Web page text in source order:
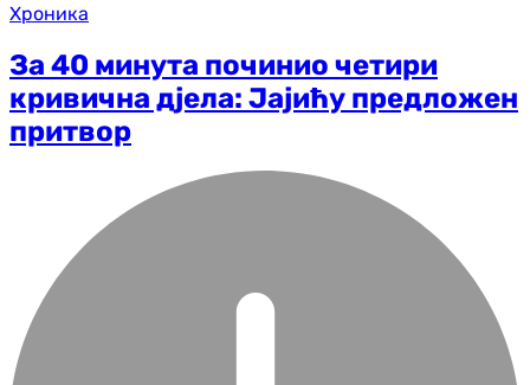
Хроника
За 40 минута починио четири
кривична дјела: Јајићу предложен
притвор